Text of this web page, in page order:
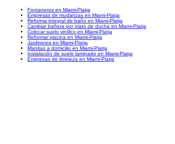
Fontaneros en Miami-Platja
Empresas de mudanzas en Miami-Platja
Reforma integral de baño en Miami-Platja
Cambiar bañera por plato de ducha en Miami-Platja
Colocar suelo vinílico en Miami-Platja
Reformar piscina en Miami-Platja
Jardineros en Miami-Platja
Manitas a domicilio en Miami-Platja
Instalación de suelo laminado en Miami-Platja
Empresas de limpieza en Miami-Platja